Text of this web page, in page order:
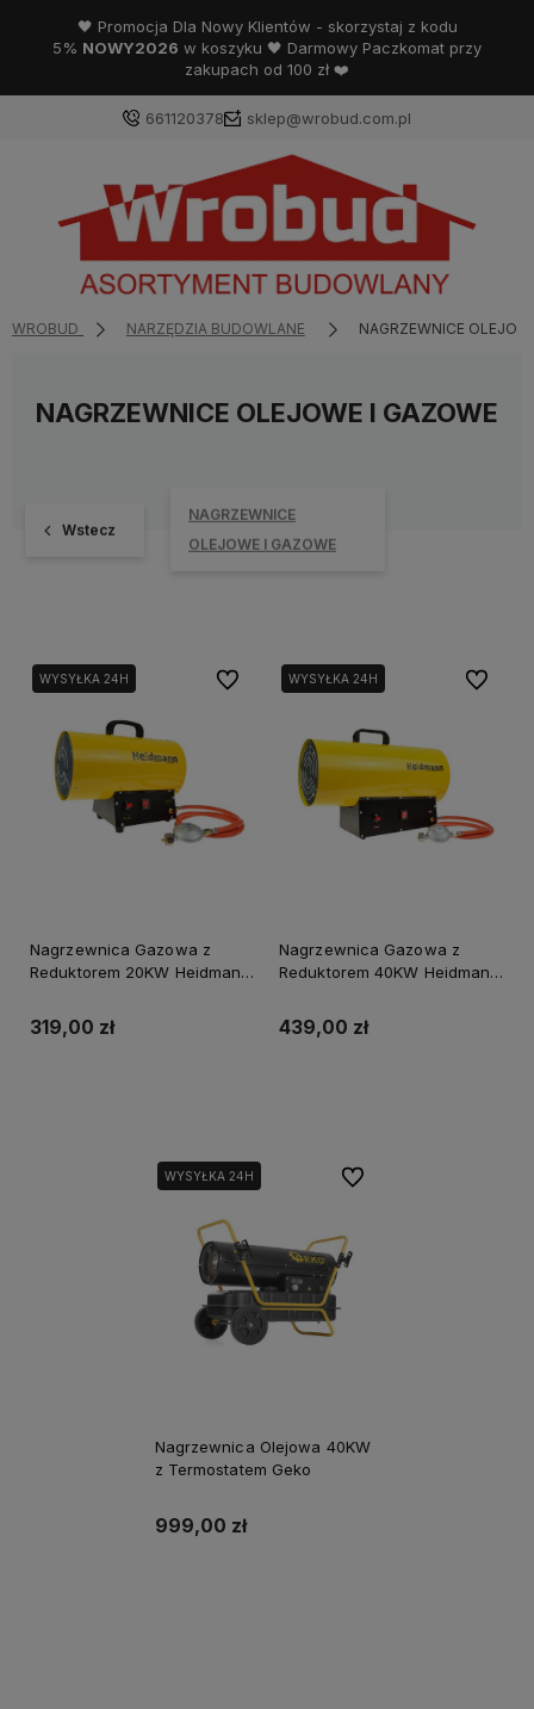
🖤 Promocja Dla Nowy Klientów - skorzystaj z kodu
5% NOWY2026 w koszyku 🖤 Darmowy Paczkomat przy
zakupach od 100 zł ❤️
661120378 sklep@wrobud.com.pl
WROBUD NARZĘDZIA BUDOWLANE NAGRZEWNICE
NAGRZEWNICE OLEJOWE I GAZOWE
Wstecz
NAGRZEWNICE
OLEJOWE I GAZOWE
WYSYŁKA 24H
Nagrzewnica Gazowa z
Reduktorem 20KW Heidmann
319,00 zł
Do ulubionychWYSYŁKA 24H
Nagrzewnica Gazowa z
Reduktorem 40KW Heidmann
439,00 zł
Do
WYSYŁKA 24H
Nagrzewnica Olejowa 40KW
z Termostatem Geko
999,00 zł
Do ulubionych